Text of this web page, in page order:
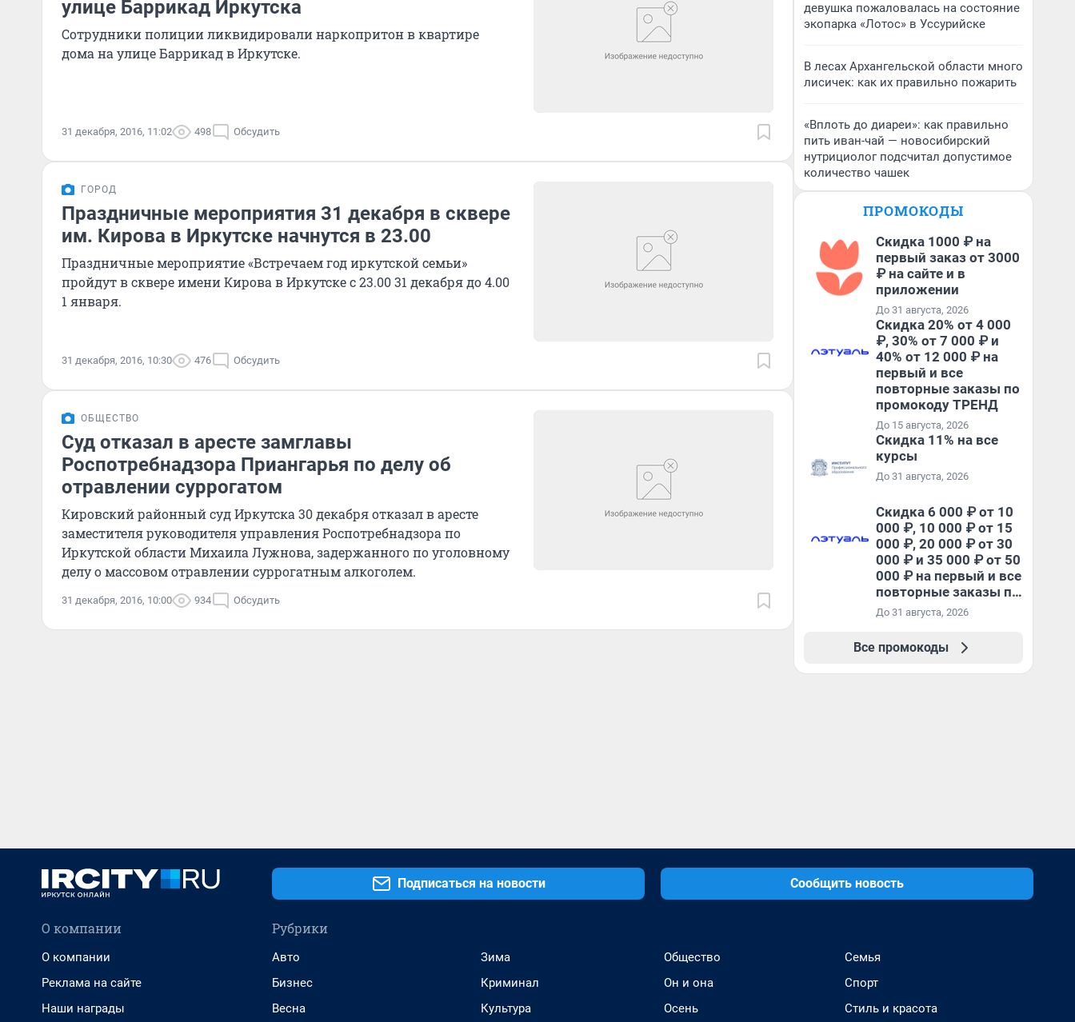
улице Баррикад Иркутска
Сотрудники полиции ликвидировали наркопритон в квартире
дома на улице Баррикад в Иркутске.
31 декабря, 2016, 11:02 498 Обсудить
ГОРОД
Праздничные мероприятия 31 декабря в сквере
им. Кирова в Иркутске начнутся в 23.00
Праздничные мероприятие «Встречаем год иркутской семьи»
пройдут в сквере имени Кирова в Иркутске с 23.00 31 декабря до 4.00
1 января.
31 декабря, 2016, 10:30 476 Обсудить
ОБЩЕСТВО
Суд отказал в аресте замглавы
Роспотребнадзора Приангарья по делу об
отравлении суррогатом
Кировский районный суд Иркутска 30 декабря отказал в аресте
заместителя руководителя управления Роспотребнадзора по
Иркутской области Михаила Лужнова, задержанного по уголовному
делу о массовом отравлении суррогатным алкоголем.
31 декабря, 2016, 10:00 934 Обсудить
девушка пожаловалась на состояние
экопарка «Лотос» в Уссурийске
В лесах Архангельской области много
лисичек: как их правильно пожарить
«Вплоть до диареи»: как правильно
пить иван-чай — новосибирский
нутрициолог подсчитал допустимое
количество чашек
ПРОМОКОДЫ
Скидка 1000 ₽ на
первый заказ от 3000
₽ на сайте и в
приложении
До 31 августа, 2026
Скидка 20% от 4 000
₽, 30% от 7 000 ₽ и
40% от 12 000 ₽ на
первый и все
повторные заказы по
промокоду ТРЕНД
До 15 августа, 2026
Скидка 11% на все
курсы
До 31 августа, 2026
Скидка 6 000 ₽ от 10
000 ₽, 10 000 ₽ от 15
000 ₽, 20 000 ₽ от 30
000 ₽ и 35 000 ₽ от 50
000 ₽ на первый и все
повторные заказы по
промокоду НАБЕРИ
До 31 августа, 2026
Все промокоды
Подписаться на новости Сообщить новость
О компании
О компании
Реклама на сайте
Наши награды
Рубрики
Авто
Бизнес
Весна
Зима
Криминал
Культура
Общество
Он и она
Осень
Семья
Спорт
Стиль и красота